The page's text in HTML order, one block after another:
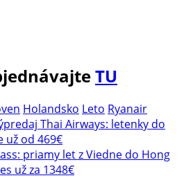
TU
Holandsko Leto Ryanair
Thai Airways: letenky do
už od 469€
priamy let z Viedne do Hong
už za 1348€